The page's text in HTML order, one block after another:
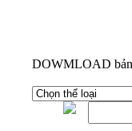
DOWMLOAD